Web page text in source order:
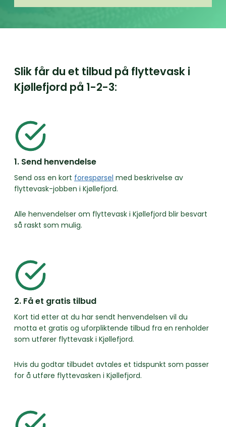
Slik får du et tilbud på flyttevask i
Kjøllefjord på 1-2-3:
1. Send henvendelse
Send oss en kort forespørsel med beskrivelse av
flyttevask-jobben i Kjøllefjord.
Alle henvendelser om flyttevask i Kjøllefjord blir besvart
så raskt som mulig.
2. Få et gratis tilbud
Kort tid etter at du har sendt henvendelsen vil du
motta et gratis og uforpliktende tilbud fra en renholder
som utfører flyttevask i Kjøllefjord.
Hvis du godtar tilbudet avtales et tidspunkt som passer
for å utføre flyttevasken i Kjøllefjord.